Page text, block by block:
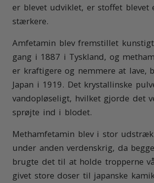
er blevet udviklet, er stoffet blevet
stærkere.
Amfetamin blev fremstillet
gang i 1887 i Tyskland, og
er kraftigere og nemmere at lave,
Japan i 1919. Det krystallinske
vandopløseligt, hvilket gjorde det
sprøjte ind i blodet.
Methamfetamin blev i stor
under anden verdenskrig, da
brugte det til at holde tropperne
givet store doser til japanske